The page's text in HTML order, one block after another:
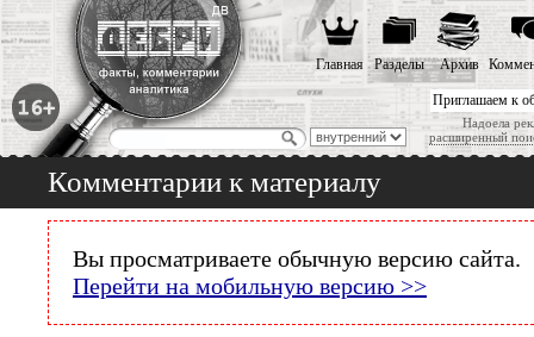
Приглашаем к
Надоела
расширенный
Главная Разделы Архив
Комментарии к материалу
Вы просматриваете обычную версию сайта.
Перейти на мобильную версию >>